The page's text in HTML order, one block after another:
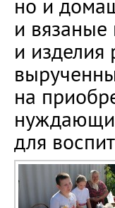
но и
и вязаные
и изделия
на
для